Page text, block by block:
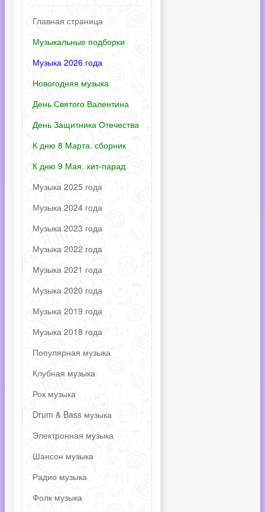
Главная страница
Музыкальные подборки
Музыка 2026 года
Новогодняя музыка
День Святого Валентина
День Защитника Отечества
К дню 8 Марта. сборник
К дню 9 Мая. хит-парад
Музыка 2025 года
Музыка 2024 года
Музыка 2023 года
Музыка 2022 года
Музыка 2021 года
Музыка 2020 года
Музыка 2019 года
Музыка 2018 года
Популярная музыка
Клубная музыка
Рок музыка
Drum & Bass музыка
Электронная музыка
Шансон музыка
Радио музыка
Фолк музыка